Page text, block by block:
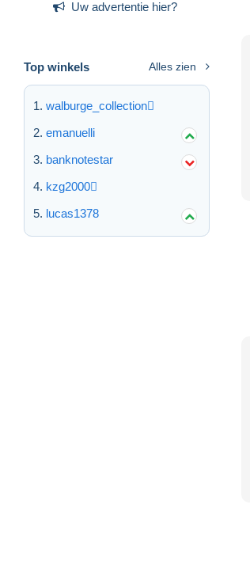
Uw advertentie hier?
Top winkels Alles zien
walburge_collection
emanuelli
banknotestar
kzg2000
lucas1378